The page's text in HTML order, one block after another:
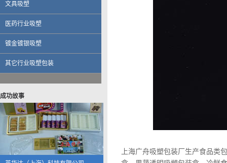
文具吸塑
医药行业吸塑
镀金镀银吸塑
其它行业吸塑包装
成功故事
英华达（上海）科技有限公司
晨讯科技集团上海晨兴电子科技
伽蓝集团上海欧格米兰化妆品厂
福兴工业（上海）有限公司
上海海茵数码科技有限公司
普天硕达科技（上海）有限公司
上海大千食品有限公司
湖州康可食品有限公司
上海恒寿堂药业有限公司
伟创力电子科技（上海）有限公司
英华达（上海）科技有限公司
上海广舟吸塑包装厂生产食品类